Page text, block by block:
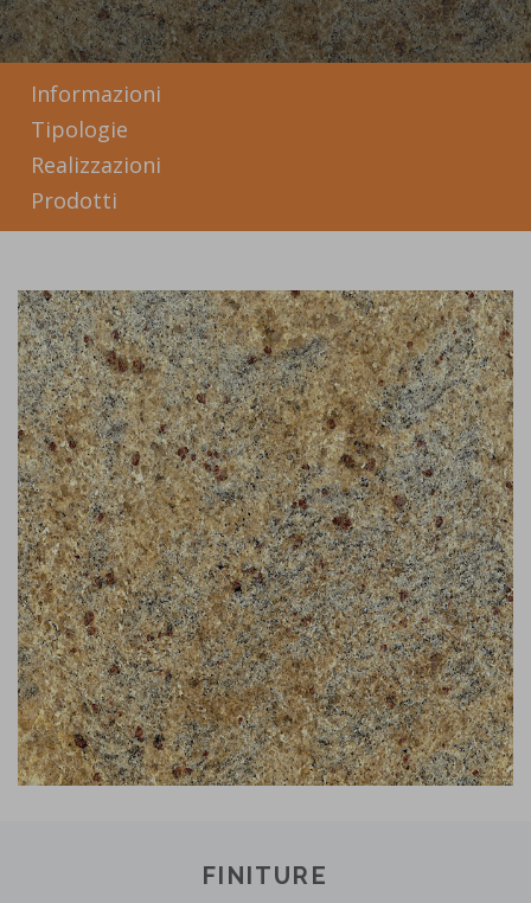
Informazioni
Tipologie
Realizzazioni
Prodotti
FINITURE